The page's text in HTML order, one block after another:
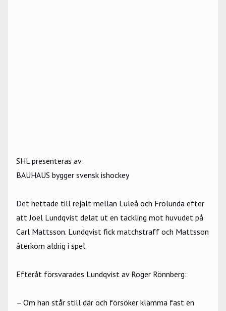
SHL presenteras av:
BAUHAUS bygger svensk ishockey
Det hettade till rejält mellan Luleå och Frölunda efter
att Joel Lundqvist delat ut en tackling mot huvudet på
Carl Mattsson. Lundqvist fick matchstraff och Mattsson
återkom aldrig i spel.
Efteråt försvarades Lundqvist av Roger Rönnberg:
– Om han står still där och försöker klämma fast en